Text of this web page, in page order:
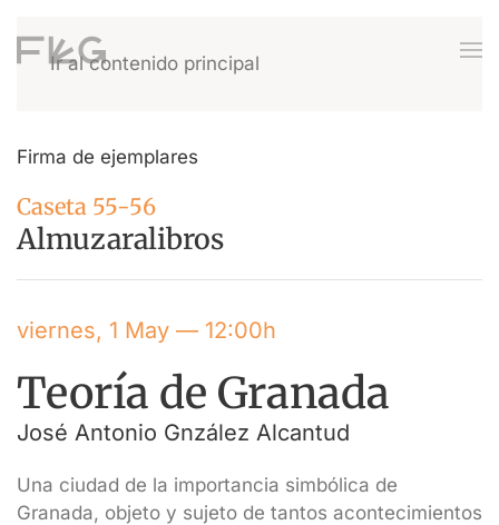
Ir al contenido principal
Firma de ejemplares
Caseta 55-56
Almuzaralibros
viernes, 1 May — 12:00h
Teoría de Granada
José Antonio Gnzález Alcantud
Una ciudad de la importancia simbólica de
Granada, objeto y sujeto de tantos acontecimientos